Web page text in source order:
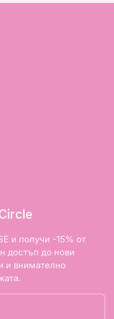
и получи -15% от
достъп до нови
и внимателно